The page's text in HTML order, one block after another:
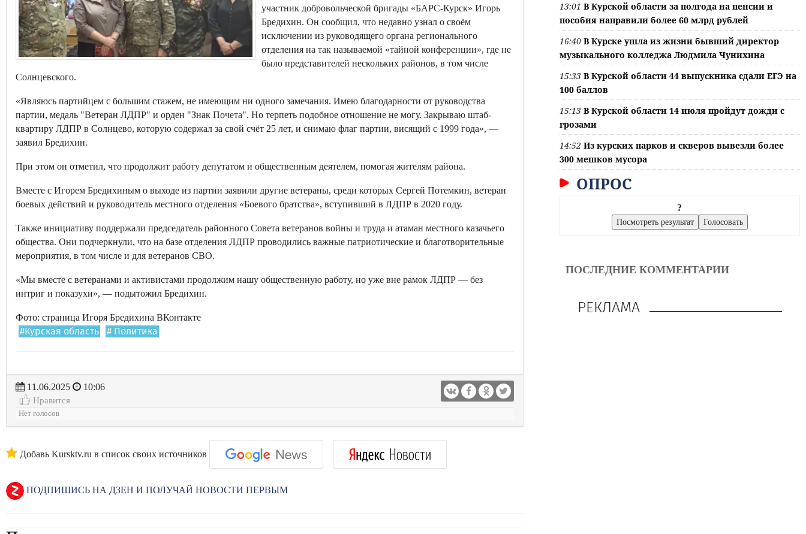
участник добровольческой бригады «БАРС-Курск» Игорь
Бредихин. Он сообщил, что недавно узнал о своём
исключении из руководящего органа регионального
отделения на так называемой «тайной конференции», где не
было представителей нескольких районов, в том числе
Солнцевского.
«Являюсь партийцем с большим стажем, не имеющим ни одного замечания. Имею благодарности от руководства
партии, медаль "Ветеран ЛДПР" и орден "Знак Почета". Но терпеть подобное отношение не могу. Закрываю штаб-
квартиру ЛДПР в Солнцево, которую содержал за свой счёт 25 лет, и снимаю флаг партии, висящий с 1999 года», —
заявил Бредихин.
При этом он отметил, что продолжит работу депутатом и общественным деятелем, помогая жителям района.
Вместе с Игорем Бредихиным о выходе из партии заявили другие ветераны, среди которых Сергей Потемкин, ветеран
боевых действий и руководитель местного отделения «Боевого братства», вступивший в ЛДПР в 2020 году.
Также инициативу поддержали председатель районного Совета ветеранов войны и труда и атаман местного казачьего
общества. Они подчеркнули, что на базе отделения ЛДПР проводились важные патриотические и благотворительные
мероприятия, в том числе и для ветеранов СВО.
«Мы вместе с ветеранами и активистами продолжим нашу общественную работу, но уже вне рамок ЛДПР — без
интриг и показухи», — подытожил Бредихин.
Фото: страница Игоря Бредихина ВКонтакте
#Курская область # Политика
11.06.2025
10:06
Нравится
Нет голосов
Добавь Kursktv.ru в список своих источников
ПОДПИШИСЬ НА ДЗЕН И ПОЛУЧАЙ НОВОСТИ ПЕРВЫМ
13:01 В Курской области за полгода на пенсии и
пособия направили более 60 млрд рублей
16:40 В Курске ушла из жизни бывший директор
музыкального колледжа Людмила Чунихина
15:33 В Курской области 44 выпускника сдали ЕГЭ на
100 баллов
15:13 В Курской области 14 июля пройдут дожди с
грозами
14:52 Из курских парков и скверов вывезли более
300 мешков мусора
ОПРОС
?
ПОСЛЕДНИЕ КОММЕНТАРИИ
РЕКЛАМА